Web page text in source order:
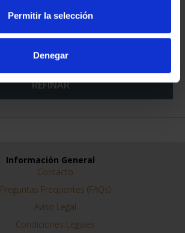
Permitir la selección
Denegar
REFINAR
Información General
Contacto
Preguntas Frequentes (FAQs)
Aviso Legal
Condiciones Legales